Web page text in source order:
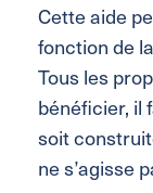
Cette aide
fonction de
Tous les
bénéficier, il
soit
ne s’agisse